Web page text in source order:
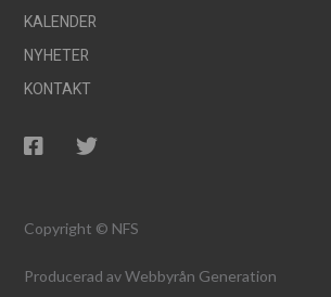
KALENDER
NYHETER
KONTAKT
Copyright © NFS
Producerad avWebbyrån Generation